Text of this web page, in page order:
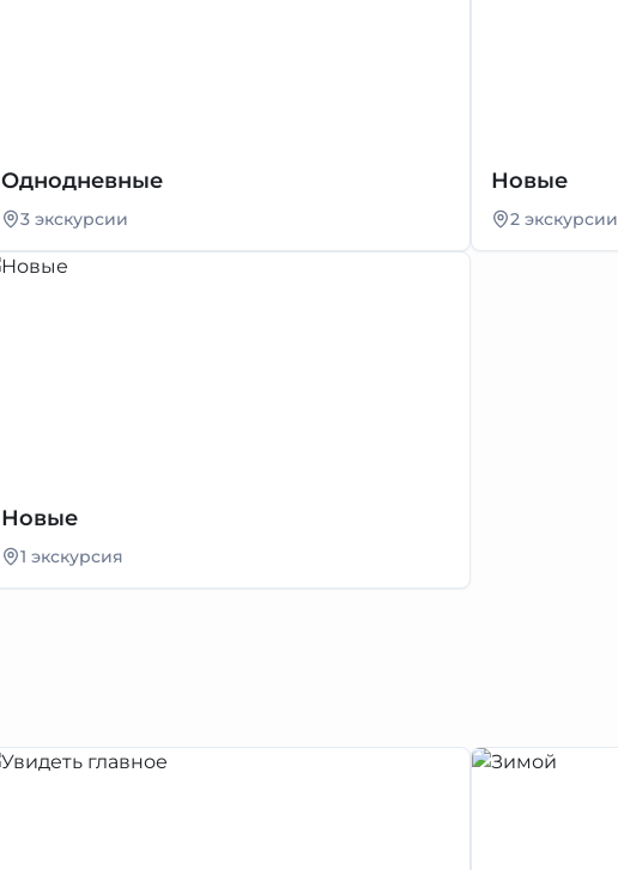
Однодневные
3 экскурсии
Новые
2 экскурсии
Новые
1 экскурсия